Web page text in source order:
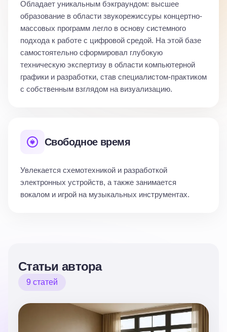
Обладает уникальным бэкграундом: высшее
образование в области звукорежиссуры концертно-
массовых программ легло в основу системного
подхода к работе с цифровой средой. На этой базе
самостоятельно сформировал глубокую
техническую экспертизу в области компьютерной
графики и разработки, став специалистом-практиком
с собственным взглядом на визуализацию.
Свободное время
Увлекается схемотехникой и разработкой
электронных устройств, а также занимается
вокалом и игрой на музыкальных инструментах.
Статьи автора
9 статей